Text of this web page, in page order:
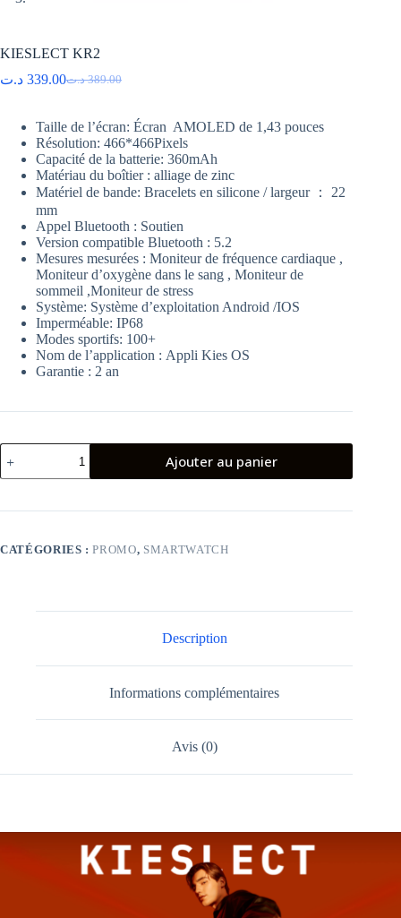
KIESLECT KR2
389.00 د.تLe
était :
339.00 د.ت
Le
est :
Taille de l’écran: Écran AMOLED de 1,43 pouces
Résolution: 466*466Pixels
Capacité de la batterie: 360mAh
Matériau du boîtier : alliage de zinc
Matériel de bande: Bracelets en silicone / largeur ： 22
mm
Appel Bluetooth : Soutien
Version compatible Bluetooth : 5.2
Mesures mesurées : Moniteur de fréquence cardiaque ,
Moniteur d’oxygène dans le sang , Moniteur de
sommeil ,Moniteur de stress
Système: Système d’exploitation Android /IOS
Imperméable: IP68
Modes sportifs: 100+
Nom de l’application : Appli Kies OS
Garantie : 2 an
quantité
de
KIESLECT
Ajouter au panier
CATÉGORIES :PROMO, SMARTWATCH
Description
Informations complémentaires
Avis (0)